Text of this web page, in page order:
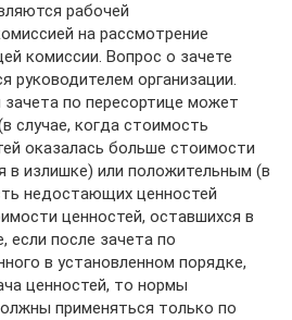
рабочей
на рассмотрение
комиссии. Вопрос о зачете
руководителем организации.
зачета по пересортице может
случае, когда стоимость
оказалась больше стоимости
в излишке) или положительным (в
недостающих ценностей
ценностей, оставшихся в
если после зачета по
в установленном порядке,
ценностей, то нормы
применяться только по